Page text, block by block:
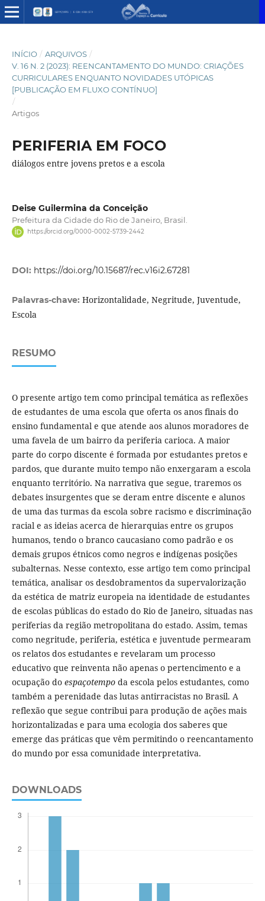
INÍCIO / ARQUIVOS /
V. 16 N. 2 (2023): REENCANTAMENTO DO MUNDO: CRIAÇÕES
CURRICULARES ENQUANTO NOVIDADES UTÓPICAS
[PUBLICAÇÃO EM FLUXO CONTÍNUO]
/
Artigos
PERIFERIA EM FOCO
diálogos entre jovens pretos e a escola
Deise Guilermina da Conceição
Prefeitura da Cidade do Rio de Janeiro, Brasil.
https://orcid.org/0000-0002-5739-2442
DOI: https://doi.org/10.15687/rec.v16i2.67281
Palavras-chave: Horizontalidade, Negritude, Juventude,
Escola
RESUMO
O presente artigo tem como principal temática as reflexões
de estudantes de uma escola que oferta os anos finais do
ensino fundamental e que atende aos alunos moradores de
uma favela de um bairro da periferia carioca. A maior
parte do corpo discente é formada por estudantes pretos e
pardos, que durante muito tempo não enxergaram a escola
enquanto território. Na narrativa que segue, traremos os
debates insurgentes que se deram entre discente e alunos
de uma das turmas da escola sobre racismo e discriminação
racial e as ideias acerca de hierarquias entre os grupos
humanos, tendo o branco caucasiano como padrão e os
demais grupos étnicos como negros e indígenas posições
subalternas. Nesse contexto, esse artigo tem como principal
temática, analisar os desdobramentos da supervalorização
da estética de matriz europeia na identidade de estudantes
de escolas públicas do estado do Rio de Janeiro, situadas nas
periferias da região metropolitana do estado. Assim, temas
como negritude, periferia, estética e juventude permearam
os relatos dos estudantes e revelaram um processo
educativo que reinventa não apenas o pertencimento e a
ocupação do espaçotempoda escola pelos estudantes, como
também a perenidade das lutas antirracistas no Brasil. A
reflexão que segue contribui para produção de ações mais
horizontalizadas e para uma ecologia dos saberes que
emerge das práticas que vêm permitindo o reencantamento
do mundo por essa comunidade interpretativa.
DOWNLOADS